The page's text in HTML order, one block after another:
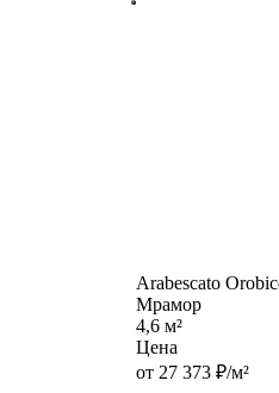
Arabescato
Мрамор
4,6 м²
Цена
от 27 373 ₽/м²